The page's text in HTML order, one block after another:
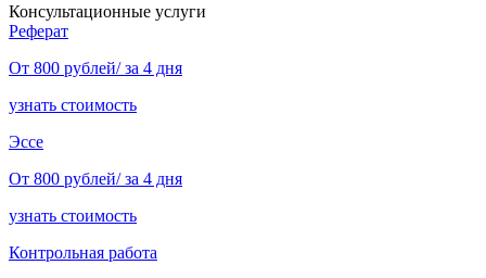
Консультационные услуги
Реферат
От 800 рублей/ за 4 дня
узнать стоимость
Эссе
От 800 рублей/ за 4 дня
узнать стоимость
Контрольная работа